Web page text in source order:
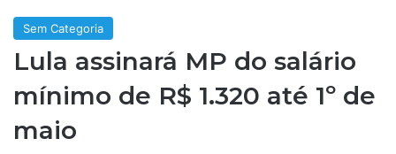
Sem Categoria
Lula assinará MP do salário
mínimo de R$ 1.320 até 1º de
maio